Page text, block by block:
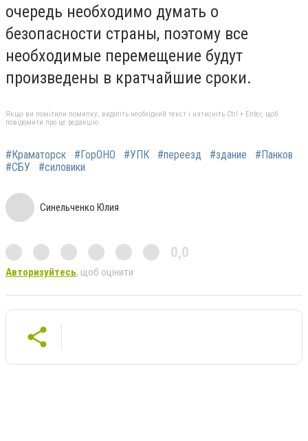
очередь необходимо думать о
безопасности страны, поэтому все
необходимые перемещение будут
произведены в кратчайшие сроки.
Якщо ви помітили помилку, виділіть необхідний текст і натисніть Ctrl + Enter, щоб
повідомити про це редакцію
#Краматорск #ГорОНО #УПК #переезд #здание
#Панков
#СБУ
#силовики
Синельченко Юлия
0,0
Авторизуйтесь, щоб оцінити